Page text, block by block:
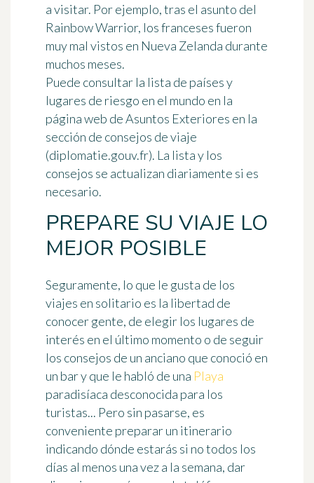
a visitar. Por ejemplo, tras el asunto del
Rainbow Warrior, los franceses fueron
muy mal vistos en Nueva Zelanda durante
muchos meses.
Puede consultar la lista de países y
lugares de riesgo en el mundo en la
página web de Asuntos Exteriores en la
sección de consejos de viaje
(diplomatie.gouv.fr). La lista y los
consejos se actualizan diariamente si es
necesario.
PREPARE SU VIAJE LO
MEJOR POSIBLE
Seguramente, lo que le gusta de los
viajes en solitario es la libertad de
conocer gente, de elegir los lugares de
interés en el último momento o de seguir
los consejos de un anciano que conoció en
un bar y que le habló de una Playa
paradisíaca desconocida para los
turistas... Pero sin pasarse, es
conveniente preparar un itinerario
indicando dónde estarás si no todos los
días al menos una vez a la semana, dar